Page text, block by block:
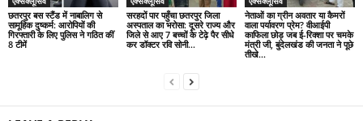
छतरपुर बस स्टैंड में नाबालिग से
सामूहिक दुष्कर्म: आरोपियों की
गिरफ्तारी के लिए पुलिस ने गठित कीं
8 टीमें
सरहदों पार पहुँचा छतरपुर जिला
अस्पताल का भरोसा: दूसरे राज्य और
जिले से आए 7 बच्चों के टेढ़े पैर सीधे
कर डॉक्टर रवि सोनी...
नेताओं का ग्रीन अवतार या कैमरों
वाला पर्यावरण प्रेम? वीआईपी
काफिला छोड़ जब ई-रिक्शा पर चमके
मंत्री जी, बुंदेलखंड की जनता ने पूछे
तीखे...